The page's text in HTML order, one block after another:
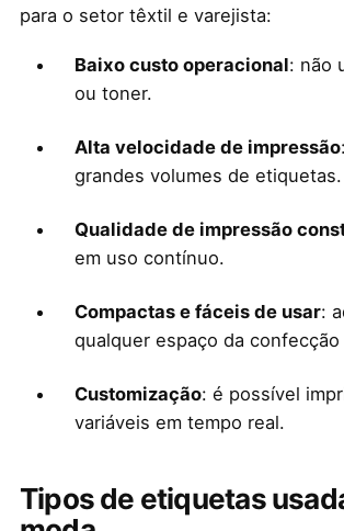
para o setor têxtil e varejista:
Baixo custo operacional: não
ou toner.
Alta velocidade de impressão
grandes volumes de etiquetas.
Qualidade de impressão
em uso contínuo.
Compactas e fáceis de usar:
qualquer espaço da confecção
Customização: é possível
variáveis em tempo real.
Tipos de etiquetas